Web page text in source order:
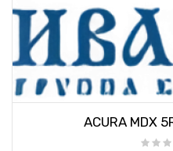
ACURA MDX